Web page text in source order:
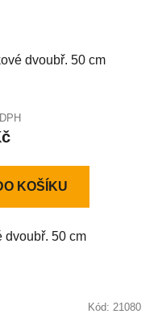
dvoubř. 50 cm
KOŠÍKU
dvoubř. 50 cm
Kód: 21080